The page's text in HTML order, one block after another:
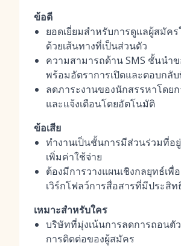
ข้อดี
ยอดเยี่ยมสำหรับการดูแลผู้สมัคร
ด้วยเส้นทางที่เป็นส่วนตัว
ความสามารถด้าน SMS ชั้นนำ
พร้อมอัตราการเปิดและตอบกลั
ลดภาระงานของนักสรรหาโดย
และแจ้งเตือนโดยอัตโนมัติ
ข้อเสีย
ทำงานเป็นชั้นการมีส่วนร่วมที่อ
เพิ่มค่าใช้จ่าย
ต้องมีการวางแผนเชิงกลยุทธ์เพื่
เวิร์กโฟลว์การสื่อสารที่มีประสิ
เหมาะสำหรับใคร
บริษัทที่มุ่งเน้นการลดการถอนตั
การติดต่อของผู้สมัคร